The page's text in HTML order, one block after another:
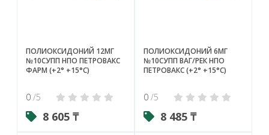
ПОЛИОКСИДОНИЙ 12МГ
№10СУПП НПО ПЕТРОВАКС
ФАРМ (+2° +15°С)
0 /5
8 605 ₸
ПОЛИОКСИДОНИЙ 6МГ
№10СУПП ВАГ/РЕК НПО
ПЕТРОВАКС (+2° +15°С)
0 /5
8 485 ₸